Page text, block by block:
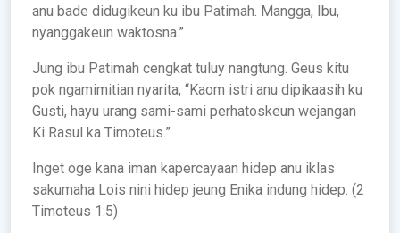
anu bade didugikeun ku ibu Patimah. Mangga, Ibu,
nyanggakeun waktosna.”
Jung ibu Patimah cengkat tuluy nangtung. Geus kitu
pok ngamimitian nyarita, “Kaom istri anu dipikaasih ku
Gusti, hayu urang sami-sami perhatoskeun wejangan
Ki Rasul ka Timoteus.”
Inget oge kana iman kapercayaan hidep anu iklas
sakumaha Lois nini hidep jeung Enika indung hidep. (2
Timoteus 1:5)